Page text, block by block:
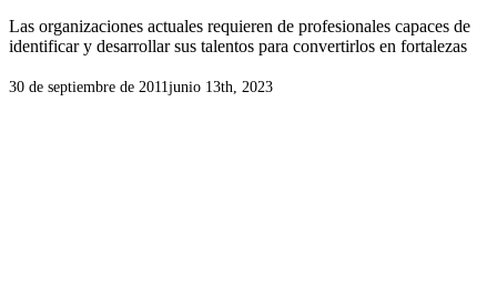
Las organizaciones actuales requieren de profesionales capaces de
identificar y desarrollar sus talentos para convertirlos en fortalezas
30 de septiembre de 2011 junio 13th, 2023